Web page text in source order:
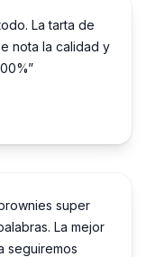
La tarta de
nota la calidad y
super
La mejor
seguiremos